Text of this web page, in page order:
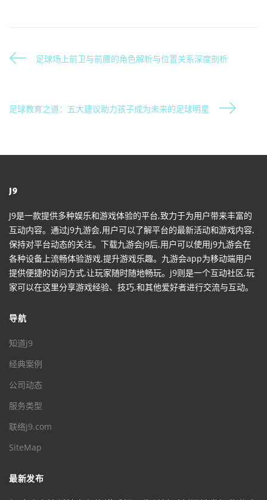
足球场上前卫与前腰的角色解析与位置关系深度剖析
足球教育之道：五大建议助力孩子成为未来的足球明星
J9
J9是一款提供多种娱乐和游戏体验的平台,致力于为用户带来丰富的
互动内容。通过j9九游会,用户可以了解平台的最新活动和游戏内容,
保持对平台动态的关注。下载九游会j9后,用户可以使用j9九游会在
各种设备上流畅体验游戏,提升游戏乐趣。九游会app为移动端用户
提供便捷的访问方式,让玩家随时随地畅玩。j9则是一个互动社区,玩
家可以在这里分享游戏经验、技巧,和其他爱好者进行交流与互动。
导航
知道j9
经典案例
公司动态
服务类型
联络j9.com
SiteMap
最新发布